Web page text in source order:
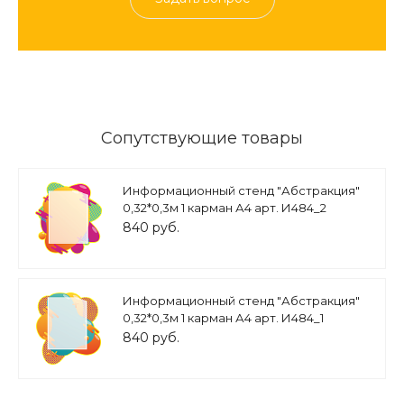
Сопутствующие товары
Информационный стенд "Абстракция"
0,32*0,3м 1 карман А4 арт. И484_2
840 руб.
Информационный стенд "Абстракция"
0,32*0,3м 1 карман А4 арт. И484_1
840 руб.